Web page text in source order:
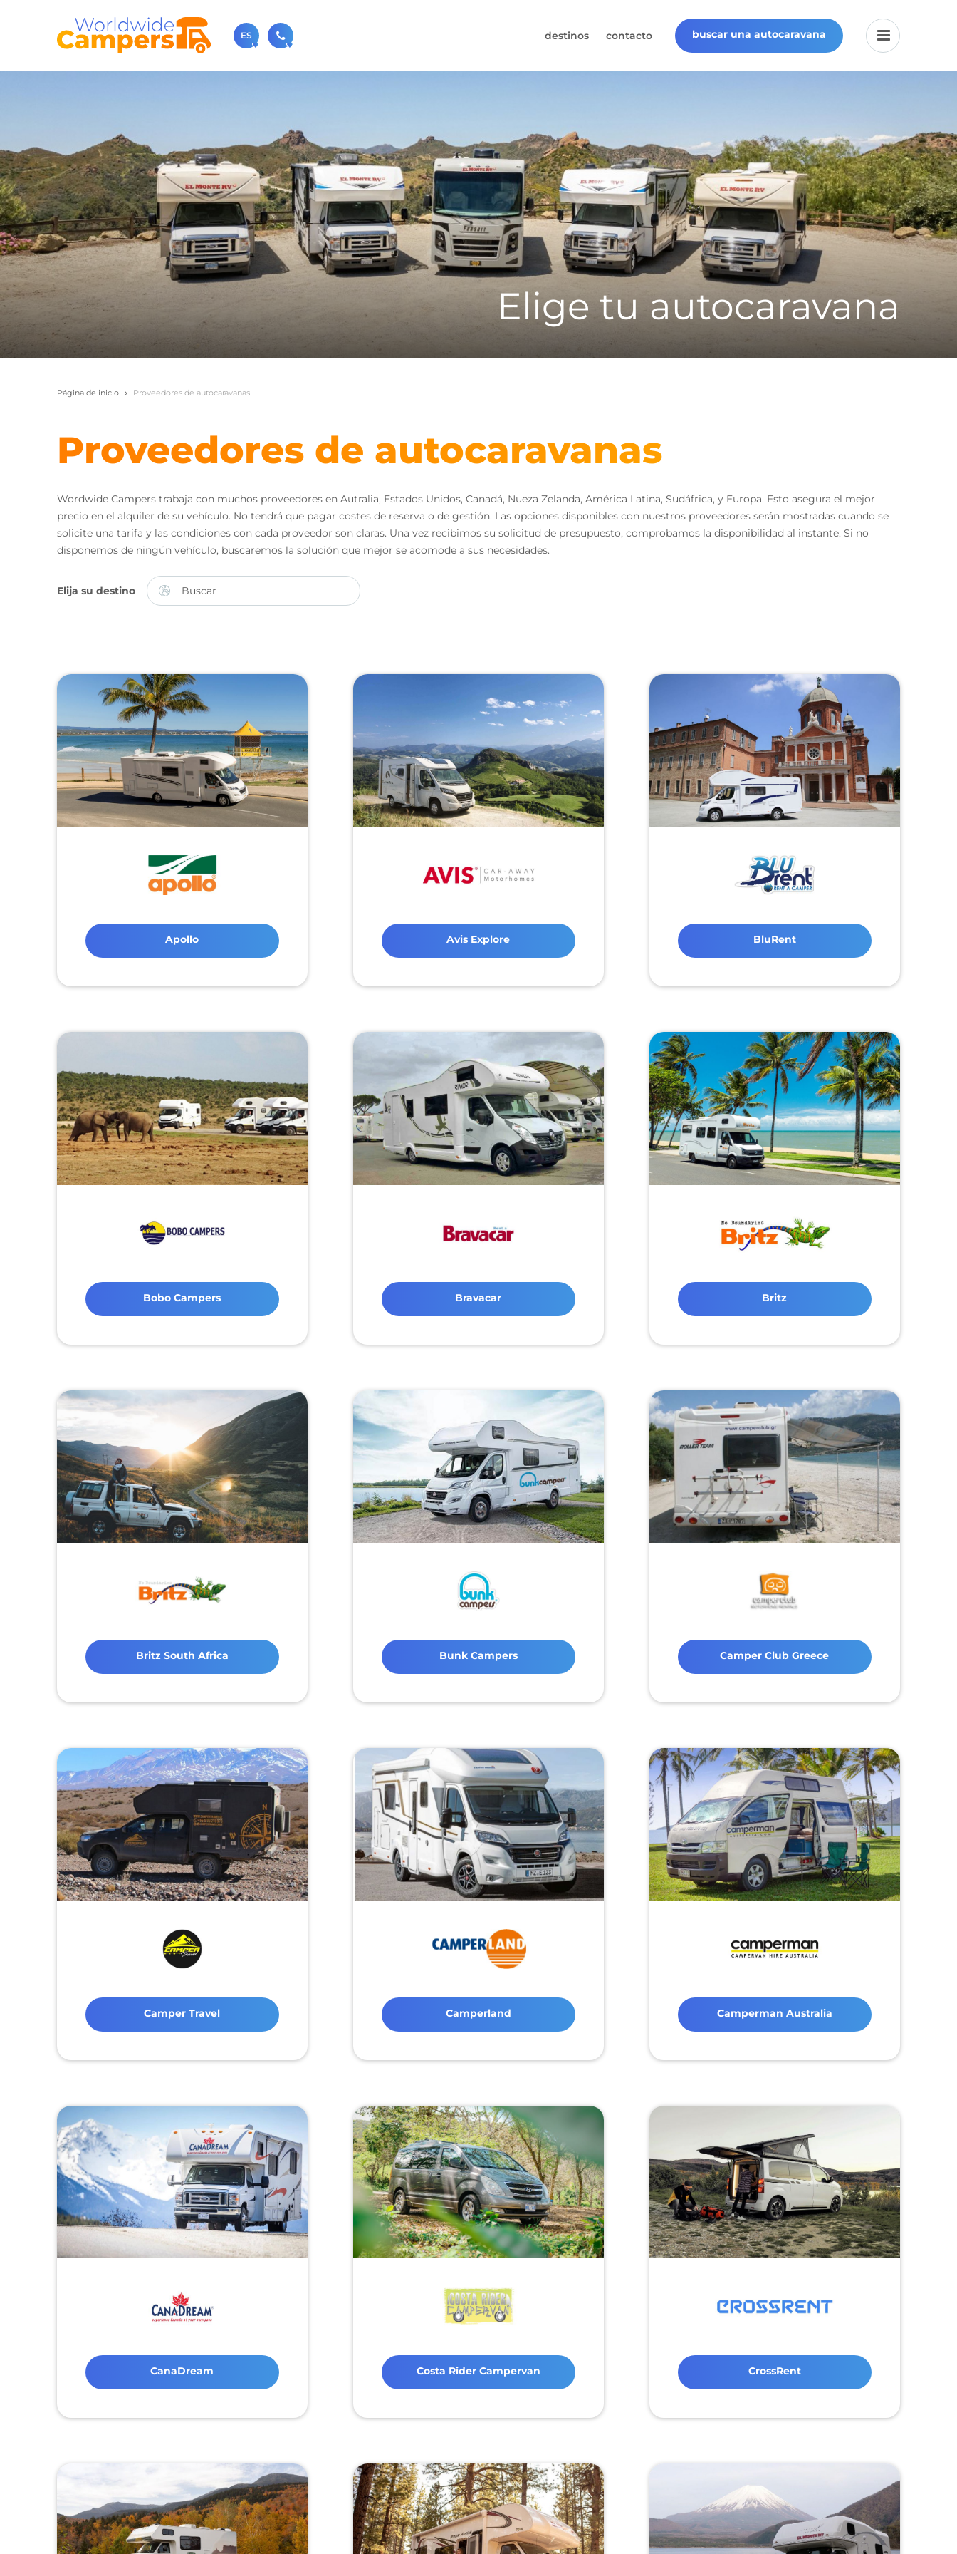
ES
sales@worldwidecampers.com
También puede contactarnos por email.
destinos contacto buscar una autocaravana
Elige tu autocaravana
Página de inicio Proveedores de autocaravanas
Proveedores de autocaravanas
Wordwide Campers trabaja con muchos proveedores en Autralia, Estados Unidos, Canadá, Nueza Zelanda, América Latina, Sudáfrica, y Europa. Esto asegura el mejor
precio en el alquiler de su vehículo. No tendrá que pagar costes de reserva o de gestión. Las opciones disponibles con nuestros proveedores serán mostradas cuando se
solicite una tarifa y las condiciones con cada proveedor son claras. Una vez recibimos su solicitud de presupuesto, comprobamos la disponibilidad al instante. Si no
disponemos de ningún vehículo, buscaremos la solución que mejor se acomode a sus necesidades.
Elija su destino
Apollo Avis Explore BluRent
Bobo Campers Bravacar Britz
Britz South Africa Bunk Campers Camper Club Greece
Camper Travel Camperland Camperman Australia
CanaDream Costa Rider Campervan CrossRent